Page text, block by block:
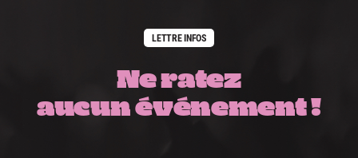
LETTRE INFOS
Ne ratez
aucun événement !